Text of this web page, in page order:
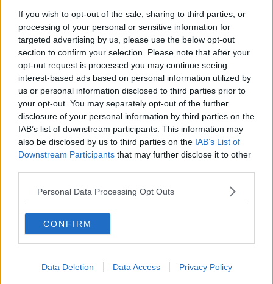
If you wish to opt-out of the sale, sharing to third parties, or
processing of your personal or sensitive information for
targeted advertising by us, please use the below opt-out
section to confirm your selection. Please note that after your
opt-out request is processed you may continue seeing
interest-based ads based on personal information utilized by
us or personal information disclosed to third parties prior to
your opt-out. You may separately opt-out of the further
disclosure of your personal information by third parties on the
IAB’s list of downstream participants. This information may
also be disclosed by us to third parties on the IAB’s List of
Downstream Participants that may further disclose it to other
Personal Data Processing Opt Outs
CONFIRM
Data Deletion Data Access Privacy Policy
​Il lato positivo delle cose
​Storie antiche di tempi moderni
​Quello che alle mamme non dicono
Adultescenza
Homo imbecillis
​4 anni di Blog
Quando il silenzio è aggressivo
​Il passato, questo conosciuto!
​Clima ballerino e sbalzi d’umore
La maternità
​L’uomo o l’orso?
Non hanno un amico a teatro​
​Tutta una questione di rispetto
​Cose che ci esauriscono
​Lasciate ai vostri figli il diritto di piangere
​Parole d’amore regalate al vento
​Essere genitori di un adolescente
​Saper pazientare
​Giornata del Fiocchetto Lilla
Ma ti ascolti?